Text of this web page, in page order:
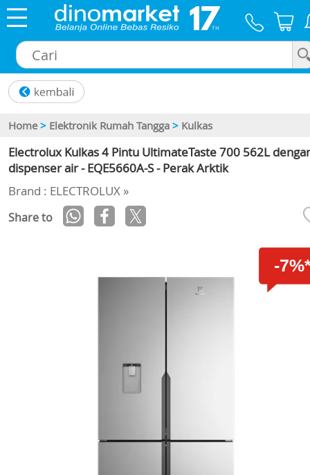
Home > Elektronik Rumah Tangga > Kulkas
Electrolux Kulkas 4 Pintu UltimateTaste 700 562L
dispenser air - EQE5660A-S - Perak Arktik
Brand : ELECTROLUX »
Share to
-